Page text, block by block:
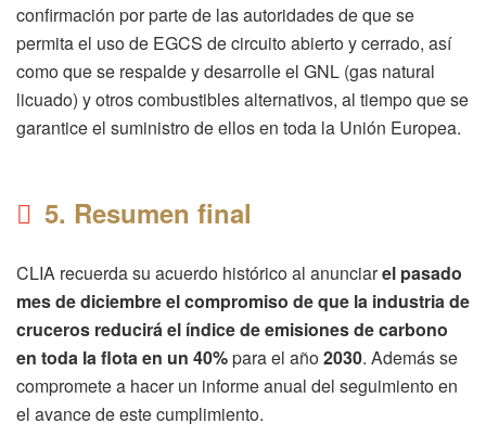
confirmación por parte de las autoridades de que se
permita el uso de EGCS de circuito abierto y cerrado, así
como que se respalde y desarrolle el GNL (gas natural
licuado) y otros combustibles alternativos, al tiempo que se
garantice el suministro de ellos en toda la Unión Europea.
5. Resumen final
CLIA recuerda su acuerdo histórico al anunciarel pasado
mes de diciembre el compromiso de que la industria de
cruceros reducirá el índice de emisiones de carbono
en toda la flota en un 40%para el año2030. Además se
compromete a hacer un informe anual del seguimiento en
el avance de este cumplimiento.